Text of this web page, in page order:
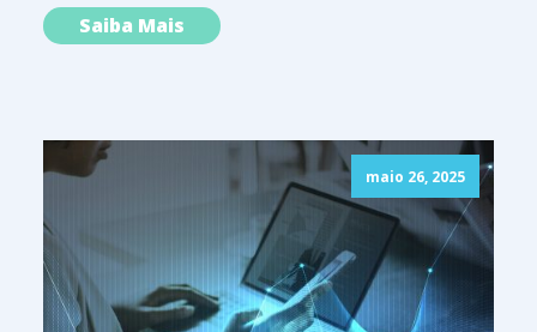
Saiba Mais
maio 26, 2025